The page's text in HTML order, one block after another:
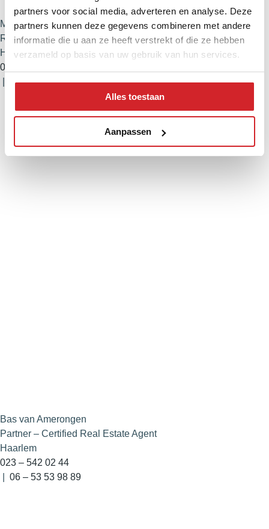
partners voor social media, adverteren en analyse. Deze
partners kunnen deze gegevens combineren met andere
informatie die u aan ze heeft verstrekt of die ze hebben
verzameld op basis van uw gebruik van hun services.
Alles toestaan
Aanpassen
Marco Reurink
Registered Estate Agent and Registered Appraiser
Haarlem
023 – 303 34 84
06 – 55 80 11 44
Bas van Amerongen
Partner – Certified Real Estate Agent
Haarlem
023 – 542 02 44
06 – 53 53 98 89